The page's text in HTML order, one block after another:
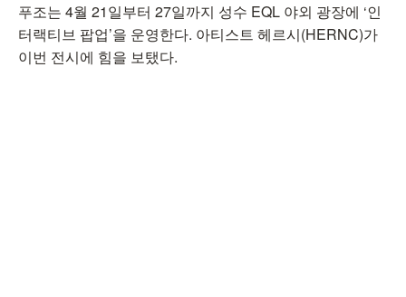
푸조는 4월 21일부터 27일까지 성수 EQL 야외 광장에 ‘인
터랙티브 팝업’을 운영한다. 아티스트 헤르시(HERNC)가
이번 전시에 힘을 보탰다.